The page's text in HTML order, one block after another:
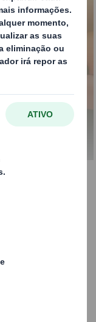
feroz no
a
forma eficiente e
número
a loja física.